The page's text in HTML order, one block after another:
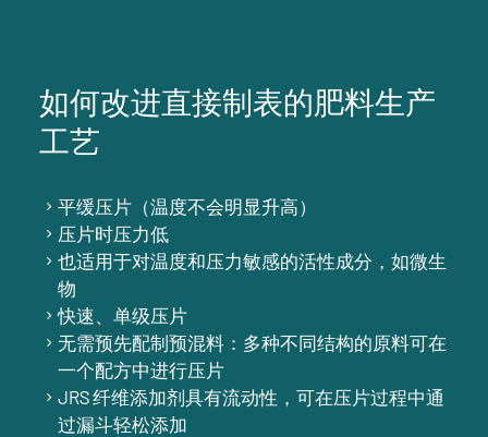
如何改进直接制表的肥料生产
工艺
平缓压片（温度不会明显升高）
压片时压力低
也适用于对温度和压力敏感的活性成分，如微生
物
快速、单级压片
无需预先配制预混料：多种不同结构的原料可在
一个配方中进行压片
JRS 纤维添加剂具有流动性，可在压片过程中通
过漏斗轻松添加